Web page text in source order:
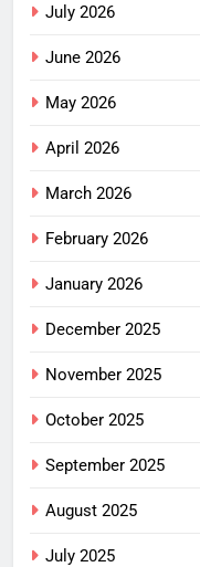
July 2026
June 2026
May 2026
April 2026
March 2026
February 2026
January 2026
December 2025
November 2025
October 2025
September 2025
August 2025
July 2025